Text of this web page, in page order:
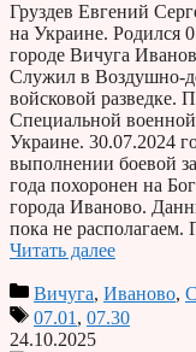
Груздев Евгений
на Украине. Родился
городе Вичуга
Служил в Воздушно-
войсковой разведке.
Специальной
Украине. 30.07.2024
выполнении боевой
года похоронен на
города Иваново.
пока не
Читать далее
Вичуга, Иваново,
07.01 , 07.30
24.10.2025